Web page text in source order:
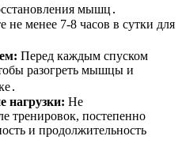
мышц․
не менее 7-8 часов в сутки для
Перед каждым спуском
разогреть мышцы и
нагрузки: Не
тренировок, постепенно
и продолжительность